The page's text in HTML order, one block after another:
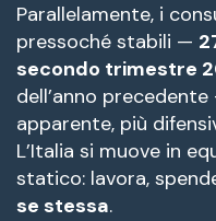
Parallelamente, i
pressoché stabili —
secondo trimestre
dell’anno
apparente, più
L’Italia si muove in
statico: lavora,
se stessa.